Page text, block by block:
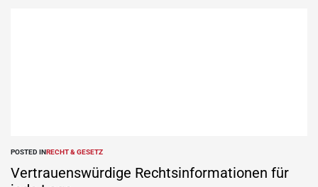
POSTED INRECHT & GESETZ
Vertrauenswürdige Rechtsinformationen für